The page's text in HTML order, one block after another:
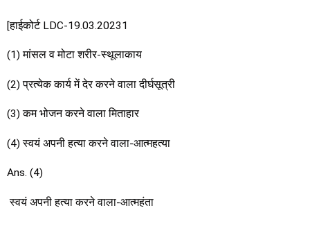
[हाईकोर्ट LDC-19.03.20231
(1) मांसल व मोटा शरीर-स्थूलाकाय
(2) प्रत्येक कार्य में देर करने वाला दीर्घसूत्री
(3) कम भोजन करने वाला मिताहार
(4) स्वयं अपनी हत्या करने वाला-आत्महत्या
Ans. (4)
स्वयं अपनी हत्या करने वाला-आत्महंता